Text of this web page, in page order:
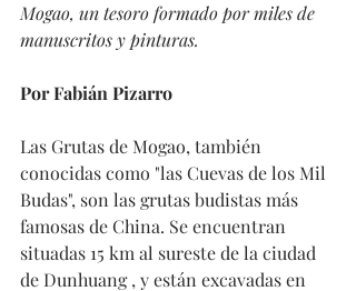
Mogao, un tesoro formado por miles de
manuscritos y pinturas.
Por Fabián Pizarro
Las Grutas de Mogao, también
conocidas como "las Cuevas de los Mil
Budas", son las grutas budistas más
famosas de China. Se encuentran
situadas 15 km al sureste de la ciudad
de Dunhuang , y están excavadas en